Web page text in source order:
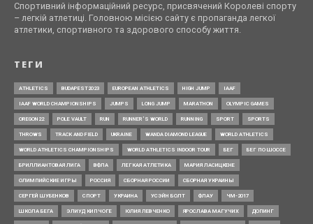
Спортивний інформаційний ресурс, присвячений Королеві спорту
– легкій атлетиці. Головною місією сайту є пропаганда легкої
атлетики, спортивного та здорового способу життя.
ТЕГИ
ATHLETICS BUDAPEST2023 EUROPEAN ATHLETICS HIGH JUMP IAAF
IAAF WORLD CHAMPIONSHIPS JUMPS LONG JUMP MARATHON OLYMPIC GAMES
OREGON22 POLE VAULT RUN RUNNER’S WORLD RUNNING SPORT SPORTS
THROWS TRACK AND FIELD UKRAINE WANDA DIAMOND LEAGUE WORLD ATHLETICS
WORLD ATHLETICS CHAMPIONSHIPS WORLD ATHLETICS INDOOR TOUR БЕГ БЕГ ПО ШОССЕ
БРИЛЛИАНТОВАЯ ЛИГА ВФЛА ЛЕГКАЯ АТЛЕТИКА МАРИЯ ЛАСИЦКЕНЕ
ОЛИМПИЙСКИЕ ИГРЫ РОССИЯ СБОРНАЯ РОССИИ СБОРНАЯ УКРАИНЫ
СЕРГЕЙ ШУБЕНКОВ СПОРТ УКРАИНА УСЭЙН БОЛТ ФЛАУ ЧМ-2017
ШКОЛА БЕГА ЭЛИУД КИПЧОГЕ ЮЛИЯ ЛЕВЧЕНКО ЯРОСЛАВА МАГУЧИХ ДОПИНГ